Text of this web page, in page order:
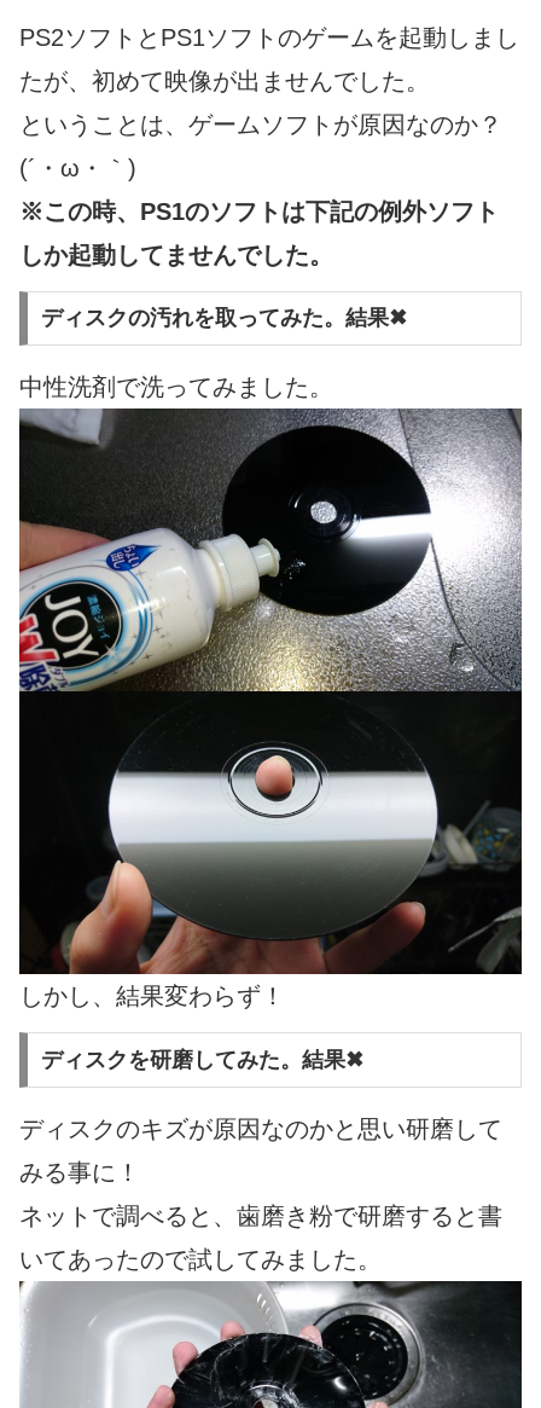
PS2ソフトとPS1ソフトのゲームを起動しまし
たが、初めて映像が出ませんでした。
ということは、ゲームソフトが原因なのか？
(´・ω・｀)
※この時、PS1のソフトは下記の例外ソフト
しか起動してませんでした。
ディスクの汚れを取ってみた。結果✖
中性洗剤で洗ってみました。
しかし、結果変わらず！
ディスクを研磨してみた。結果✖
ディスクのキズが原因なのかと思い研磨して
みる事に！
ネットで調べると、歯磨き粉で研磨すると書
いてあったので試してみました。